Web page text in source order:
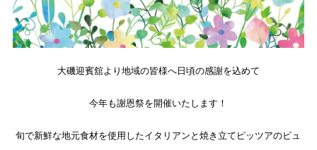
大磯迎賓舘より地域の皆様へ日頃の感謝を込めて
今年も謝恩祭を開催いたします！
旬で新鮮な地元食材を使用したイタリアンと焼き立てピッツアのビュ